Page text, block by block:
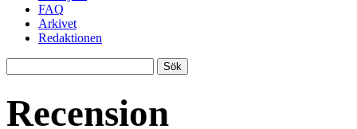
FAQ
Arkivet
Redaktionen
Recension